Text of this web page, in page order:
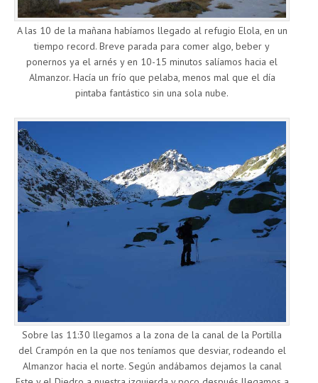
A las 10 de la mañana habíamos llegado al refugio Elola, en un
tiempo record. Breve parada para comer algo, beber y
ponernos ya el arnés y en 10-15 minutos salíamos hacia el
Almanzor. Hacía un frío que pelaba, menos mal que el día
pintaba fantástico sin una sola nube.
Sobre las 11:30 llegamos a la zona de la canal de la Portilla
del Crampón en la que nos teníamos que desviar, rodeando el
Almanzor hacia el norte. Según andábamos dejamos la canal